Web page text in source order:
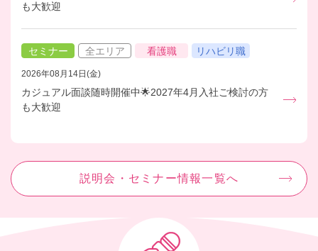
も大歓迎
セミナー 全エリア 看護職 リハビリ職
2026年08月14日(金)
カジュアル面談随時開催中🌟2027年4月入社ご検討の方
も大歓迎
説明会・セミナー情報一覧へ